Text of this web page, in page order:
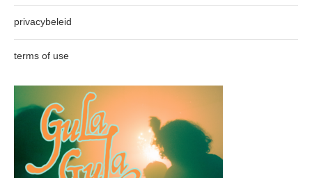
privacybeleid
terms of use